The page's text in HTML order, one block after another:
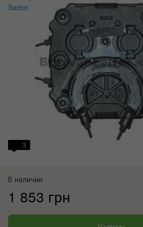
3
В наличии
1 853 грн